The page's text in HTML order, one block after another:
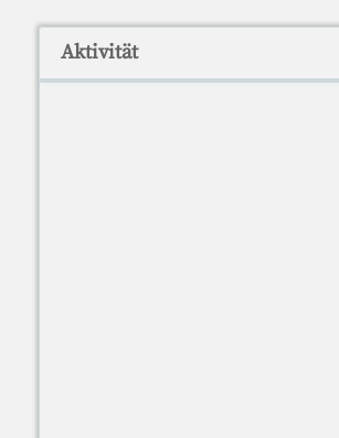
Aktivität